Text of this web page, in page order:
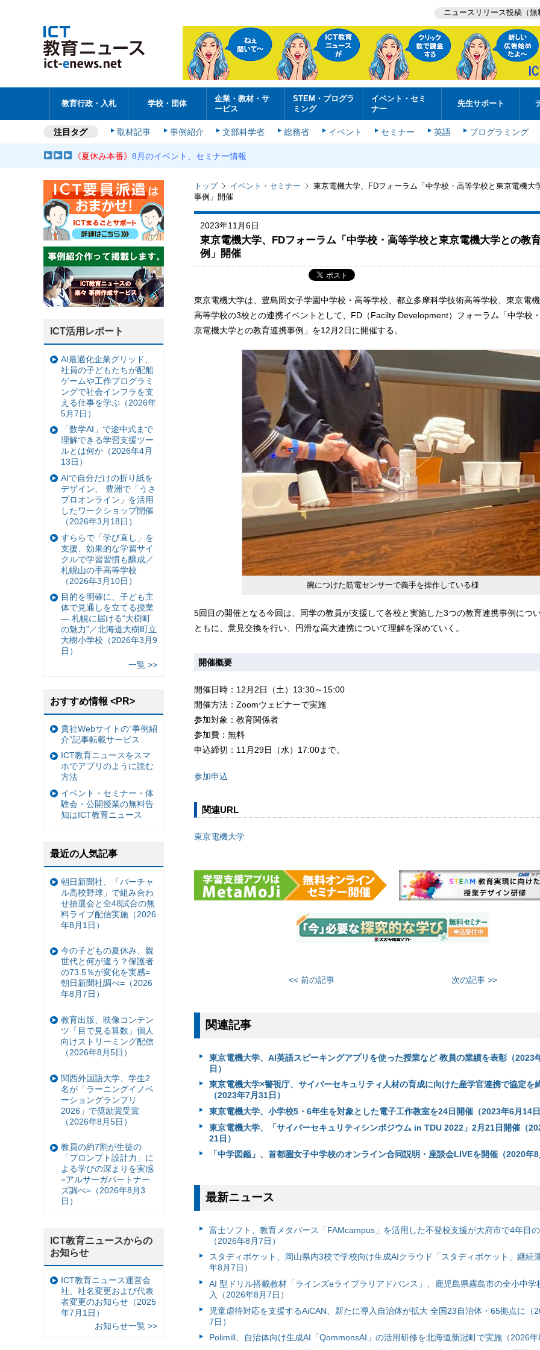
ニュースリリース投稿（無
教育行政・入札 学校・団体
企業・教材・サ
ービス
STEM・プログラ
ミング
イベント・セミ
ナー
先生サポート
注目タグ 取材記事 事例紹介 文部科学省 総務省 イベント セミナー 英語 プログラミング
《夏休み本番》8月のイベント、セミナー情報
トップ イベント・セミナー
東京電機大学、FDフォーラム「中学校・高等学校と東京電機大
事例」開催
2023年11月6日
東京電機大学、FDフォーラム「中学校・高等学校と東京電機大学との教
例」開催
東京電機大学は、豊島岡女子学園中学校・高等学校、都立多摩科学技術高等学校、東京電
高等学校の3校との連携イベントとして、FD（Facilty Development）フォーラム「中学校
京電機大学との教育連携事例」を12月2日に開催する。
腕につけた筋電センサーで義手を操作している様
5回目の開催となる今回は、同学の教員が支援して各校と実施した3つの教育連携事例につ
ともに、意見交換を行い、円滑な高大連携について理解を深めていく。
開催概要
開催日時：12月2日（土）13:30～15:00
開催方法：Zoomウェビナーで実施
参加対象：教育関係者
参加費：無料
申込締切：11月29日（水）17:00まで。
参加申込
関連URL
東京電機大学
<< 前の記事 次の記事 >>
関連記事
東京電機大学、AI英語スピーキングアプリを使った授業など 教員の業績を表彰（2023
日）
東京電機大学×警視庁、サイバーセキュリティ人材の育成に向けた産学官連携で協定を
（2023年7月31日）
東京電機大学、小学校5・6年生を対象とした電子工作教室を24日開催（2023年6月14
東京電機大学、「サイバーセキュリティシンポジウム in TDU 2022」2月21日開催（
21日）
「中学図鑑」、首都圏女子中学校のオンライン合同説明・座談会LIVEを開催（2020年
最新ニュース
富⼠ソフト、教育メタバース「FAMcampus」を活用した不登校支援が大府市で4年目
（2026年8月7日）
スタディポケット、岡山県内3校で学校向け生成AIクラウド「スタディポケット」継続
年8月7日）
AI 型ドリル搭載教材「ラインズeライブラリアドバンス」、鹿児島県霧島市の全小中学
入（2026年8月7日）
児童虐待対応を支援するAiCAN、新たに導入自治体が拡大 全国23自治体・65拠点に（
7日）
Polimill、自治体向け生成AI「QommonsAI」の活用研修を北海道新冠町で実施（2026
ICT活用レポート
AI最適化企業グリッド、
社員の子どもたちが配船
ゲームや工作プログラミ
ングで社会インフラを支
える仕事を学ぶ（2026年
5月7日）
「数学AI」で途中式まで
理解できる学習支援ツー
ルとは何か（2026年4月
13日）
AIで自分だけの折り紙を
デザイン、 豊洲で「うさ
プロオンライン」を活用
したワークショップ開催
（2026年3月18日）
すららで「学び直し」を
支援、効果的な学習サイ
クルで学習習慣も醸成／
札幌山の手高等学校
（2026年3月10日）
目的を明確に、子ども主
体で見通しを立てる授業
— 札幌に届ける“大樹町
の魅力”／北海道大樹町立
大樹小学校（2026年3月9
日）
一覧 >>
おすすめ情報 <PR>
貴社Webサイトの“事例紹
介”記事転載サービス
ICT教育ニュースをスマ
ホでアプリのように読む
方法
イベント・セミナー・体
験会・公開授業の無料告
知はICT教育ニュース
最近の人気記事
朝日新聞社、「バーチャ
ル高校野球」で組み合わ
せ抽選会と全48試合の無
料ライブ配信実施（2026
年8月1日）
今の子どもの夏休み、親
世代と何が違う？保護者
の73.5％が変化を実感=
朝日新聞社調べ=（2026
年8月7日）
教育出版、映像コンテン
ツ「目で見る算数」個人
向けストリーミング配信
（2026年8月5日）
関西外国語大学、学生2
名が「ラーニングイノベ
ーショングランプリ
2026」で奨励賞受賞
（2026年8月5日）
教員の約7割が生徒の
「プロンプト設計力」に
よる学びの深まりを実感
=アルサーガパートナー
ズ調べ=（2026年8月3
日）
ICT教育ニュースからの
お知らせ
ICT教育ニュース運営会
社、社名変更および代表
者変更のお知らせ（2025
年7月1日）
お知らせ一覧 >>